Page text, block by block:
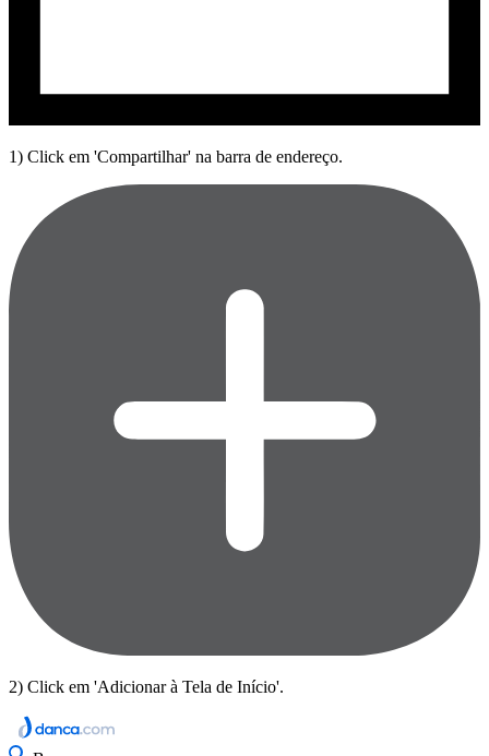
1) Click em 'Compartilhar' na barra de endereço.
2) Click em 'Adicionar à Tela de Início'.